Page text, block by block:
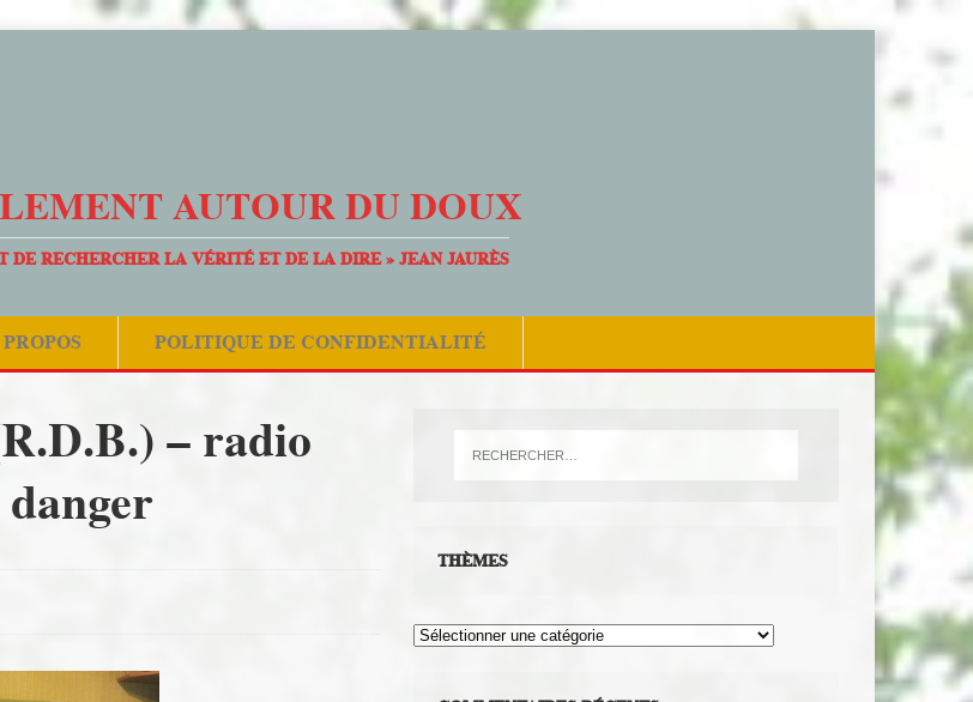
AUTOUR DU DOUX
DE RECHERCHER LA VÉRITÉ ET DE LA DIRE » JEAN JAURÈS
POLITIQUE DE CONFIDENTIALITÉ
– radio
danger
THÈMES
Thèmes